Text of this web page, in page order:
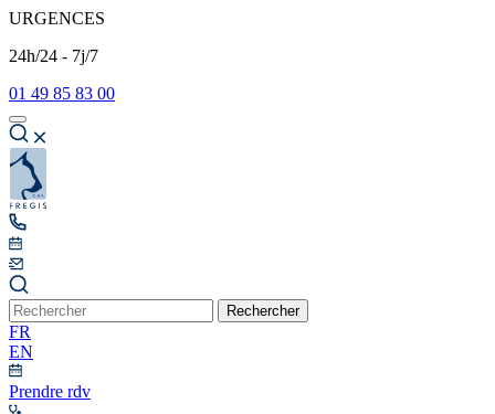
URGENCES
24h/24 - 7j/7
01 49 85 83 00
Rechercher
FR
EN
Prendre rdv